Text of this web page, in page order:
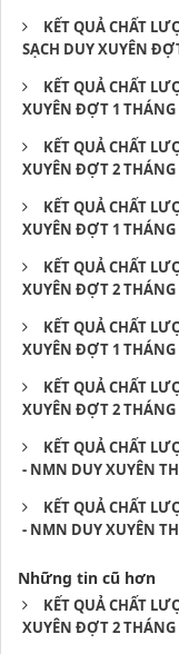
KẾT QUẢ CHẤT
SẠCH DUY XUYÊN
KẾT QUẢ CHẤT
XUYÊN ĐỢT 1
KẾT QUẢ CHẤT
XUYÊN ĐỢT 2
KẾT QUẢ CHẤT
XUYÊN ĐỢT 1
KẾT QUẢ CHẤT
XUYÊN ĐỢT 2
KẾT QUẢ CHẤT
XUYÊN ĐỢT 1
KẾT QUẢ CHẤT
XUYÊN ĐỢT 2
KẾT QUẢ CHẤT
- NMN DUY XUYÊN
KẾT QUẢ CHẤT
- NMN DUY XUYÊN
Những tin cũ hơn
KẾT QUẢ CHẤT
XUYÊN ĐỢT 2 THÁNG